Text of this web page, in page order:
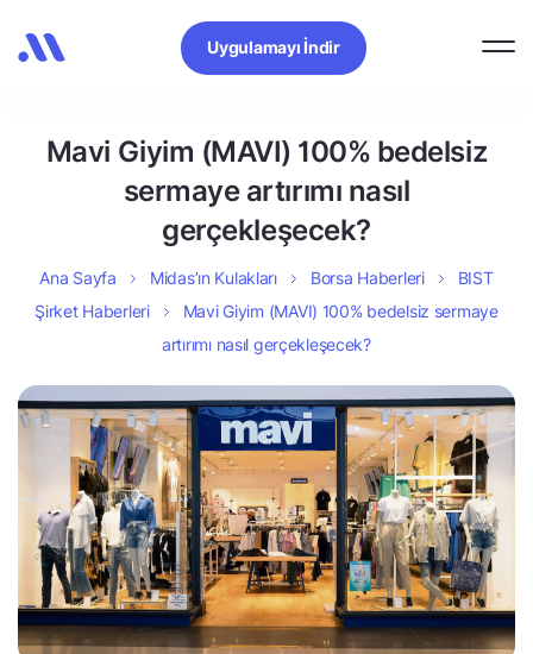
Uygulamayı İndir
Mavi Giyim (MAVI) 100% bedelsiz
sermaye artırımı nasıl
gerçekleşecek?
Ana Sayfa Midas’ın Kulakları Borsa Haberleri
BIST
Şirket Haberleri
Mavi Giyim (MAVI) 100% bedelsiz sermaye
artırımı nasıl gerçekleşecek?